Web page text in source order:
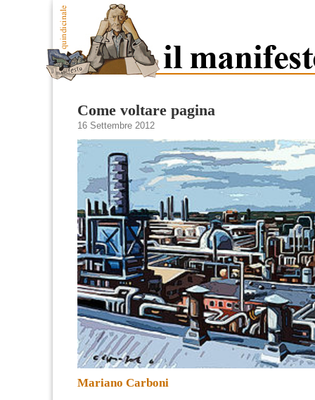
Come voltare pagina
16 Settembre 2012
Mariano Carboni